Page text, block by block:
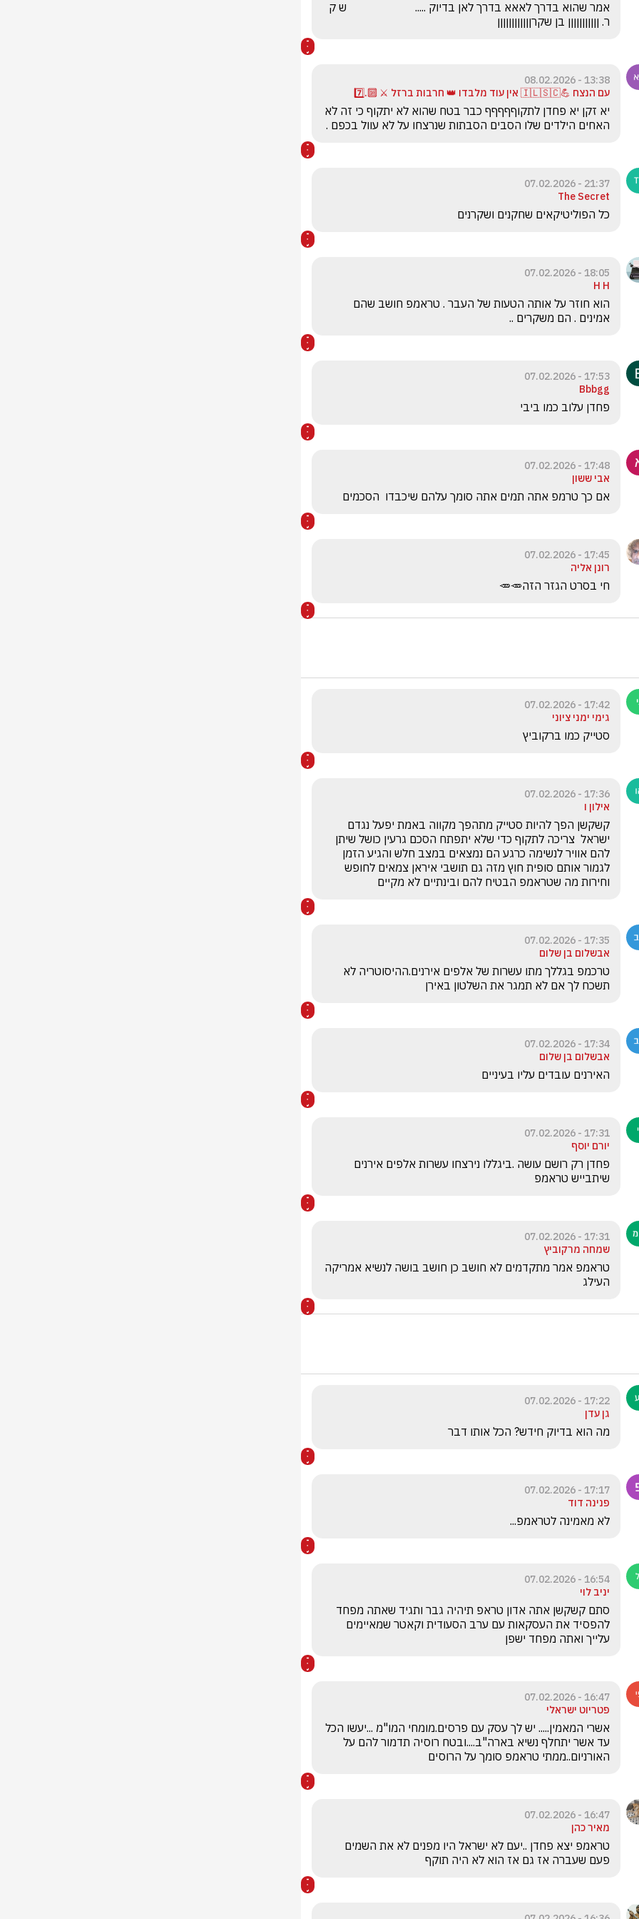
ר. ןןןןןןןןןןן בן שקרןןןןןןןןןןןן
13:38 - 08.02.2026
עם הנצח 💪🇮🇱🇸🇨 אין עוד מלבדו 👑 חרבות ברזל ⚔️ 🔟.7️⃣
האחים הילדים שלו הסבים הסבתות שנרצחו על לא עוול בכפם .
21:37 - 07.02.2026
The Secret
כל הפוליטיקאים שחקנים ושקרנים
18:05 - 07.02.2026
H H
אמינים . הם משקרים ..
17:53 - 07.02.2026
Bbbgg
פחדן עלוב כמו ביבי
17:48 - 07.02.2026
אבי ששון
אם כך טרמפ אתה תמים אתה סומך עלהם שיכבדו  הסכמים
17:45 - 07.02.2026
רונן אליה
חי בסרט הגזר הזה🥕🥕
17:42 - 07.02.2026
גימי ימני ציוני
סטייק כמו ברקוביץ
17:36 - 07.02.2026
אילון ו
וחירות מה שטראמפ הבטיח להם ובינתיים לא מקיים
17:35 - 07.02.2026
אבשלום בן שלום
תשכח לך אם לא תמגר את השלטון באירן
17:34 - 07.02.2026
אבשלום בן שלום
האירנים עובדים עליו בעיניים
17:31 - 07.02.2026
יורם יוסף
שיתבייש טראמפ
17:31 - 07.02.2026
שמחה מרקוביץ
העילג
17:22 - 07.02.2026
גן עדן
מה הוא בדיוק חידש? הכל אותו דבר
17:17 - 07.02.2026
פנינה דוד
לא מאמינה לטראמפ...
16:54 - 07.02.2026
יניב לוי
עלייך ואתה מפחד ישפן
16:47 - 07.02.2026
פטריוט ישראלי
האורניום..ממתי טראמפ סומך על הרוסים
16:47 - 07.02.2026
מאיר כהן
פעם שעברה אז גם אז הוא לא היה תוקף